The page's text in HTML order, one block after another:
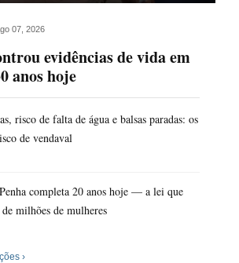
07, 2026
evidências de vida em
anos hoje
risco de falta de água e balsas paradas: os
de vendaval
completa 20 anos hoje — a lei que
milhões de mulheres
›